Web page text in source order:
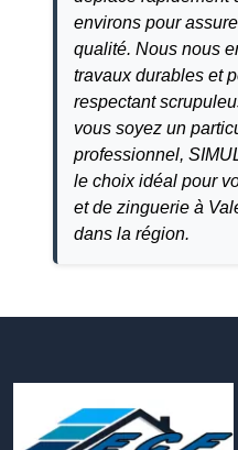
environs pour
qualité. Nous nous
travaux durables et
respectant
vous soyez un
professionnel,
le choix idéal pour
et de zinguerie à
dans la région.